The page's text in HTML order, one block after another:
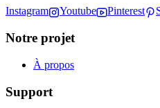
Instagram
Youtube Pinterest
Notre projet
À propos
Support